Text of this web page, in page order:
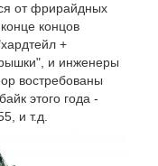
от фрирайдных
концов
+
и инженеры
востребованы
этого года -
и т.д.